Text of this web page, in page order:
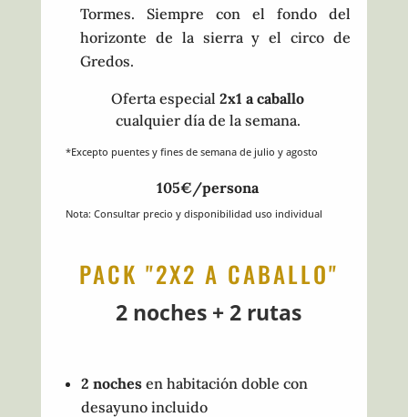
Tormes. Siempre con el fondo del
horizonte de la sierra y el circo de
Gredos.
Oferta especial2x1 a caballo
cualquier día de la semana.
*Excepto puentes y fines de semana de julio y agosto
105€/persona
Nota: Consultar precio y disponibilidad uso individual
PACK "2X2 A CABALLO"
2 noches + 2 rutas
2 nochesen habitación doble con
desayuno incluido